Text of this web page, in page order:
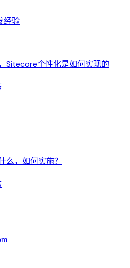
Sitecore个性化是如何实现的
么，如何实施？